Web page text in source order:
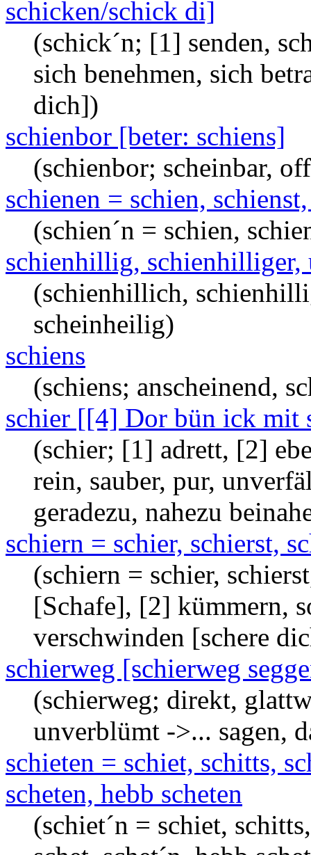
schicken/schick di]
(schick´n; [1] senden,
sich benehmen, sich
dich])
schienbor [beter: schiens]
(schienbor; scheinbar,
schienen = schien,
(schien´n = schien,
schienhillig, schienhilliger,
(schienhillich,
scheinheilig)
schiens
(schiens; anscheinend,
schier [[4] Dor bün ick mit
(schier; [1] adrett, [2]
rein, sauber, pur,
geradezu, nahezu
schiern = schier, schierst,
(schiern = schier,
[Schafe], [2] kümmern,
verschwinden [schere
schierweg [schierweg
(schierweg; direkt,
unverblümt ->... sagen,
schieten = schiet, schitts,
scheten, hebb scheten
(schiet´n = schiet,